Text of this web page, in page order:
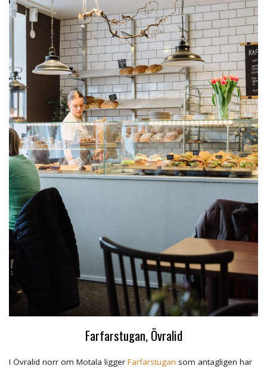
Farfarstugan, Övralid
I Övralid norr om Motala ligger Farfarstugan som antagligen har